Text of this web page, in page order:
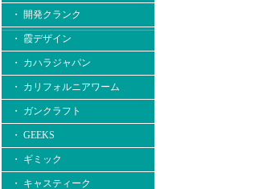
・ 開発クランク
・ 霞デザイン
・ カハラジャパン
・ カリフォルニアワーム
・ ガンクラフト
・ GEEKS
・ ギミック
・ キャスティーク